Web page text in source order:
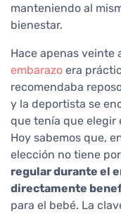
manteniendo al
bienestar.
Hace apenas veinte
embarazo era
recomendaba
y la deportista se
que tenía que elegir
Hoy sabemos que,
elección no tiene
regular durante el
directamente
para el bebé. La